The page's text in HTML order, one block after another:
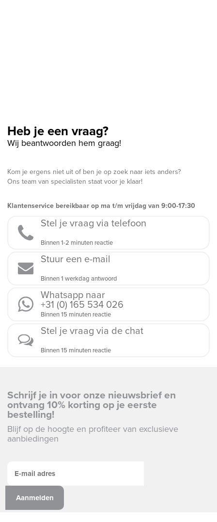
Heb je een vraag?
Wij beantwoorden hem graag!
Kom je ergens niet uit of ben je op zoek naar iets anders?
Ons team van specialisten staat voor je klaar!
Klantenservice bereikbaar op ma t/m vrijdag van 9:00-17:30
Stel je vraag via telefoon
Binnen 1-2 minuten reactie
Stuur een e-mail
Binnen 1 werkdag antwoord
Whatsapp naar
+31 (0) 165 534 026
Binnen 15 minuten reactie
Stel je vraag via de chat
Binnen 15 minuten reactie
Schrijf je in voor onze nieuwsbrief en
ontvang 10% korting op je eerste
bestelling!
Blijf op de hoogte en profiteer van exclusieve
aanbiedingen